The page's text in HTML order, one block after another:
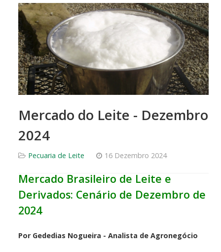
Mercado do Leite - Dezembro
2024
Pecuaria de Leite 16 Dezembro 2024
Mercado Brasileiro de Leite e
Derivados: Cenário de Dezembro de
2024
Por Gededias Nogueira - Analista de Agronegócio